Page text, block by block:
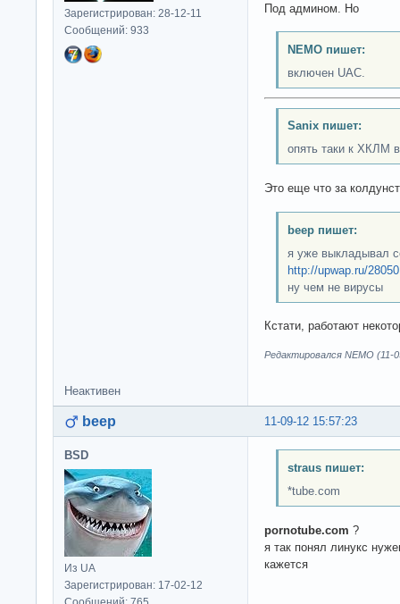
Зарегистрирован: 28-12-11
Сообщений: 933
Под админом. Но
NEMO пишет:
включен UAC.
Sanix пишет:
опять таки к ХКЛМ
Это еще что за
beep пишет:
я уже выкладывал
http://upwap.ru/
ну чем не вирусы
Кстати, работают
Редактировался NEMO (11-
Неактивен
11-09-12 15:57:23
beep
BSD
Из UA
Зарегистрирован: 17-02-12
straus пишет:
*tube.com
pornotube.com ?
я так понял линукс
кажется